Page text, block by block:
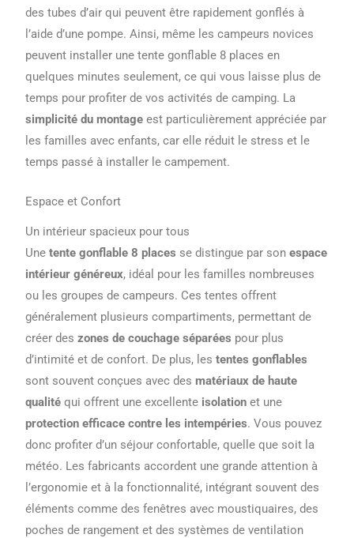
des tubes d’air qui peuvent être rapidement gonflés à
l’aide d’une pompe. Ainsi, même les campeurs novices
peuvent installer une tente gonflable 8 places en
quelques minutes seulement, ce qui vous laisse plus de
temps pour profiter de vos activités de camping. La
simplicité du montage est particulièrement appréciée par
les familles avec enfants, car elle réduit le stress et le
temps passé à installer le campement.
Espace et Confort
Un intérieur spacieux pour tous
Unetente gonflable 8 places se distingue par sonespace
intérieur généreux, idéal pour les familles nombreuses
ou les groupes de campeurs. Ces tentes offrent
généralement plusieurs compartiments, permettant de
créer deszones de couchage séparées pour plus
d’intimité et de confort. De plus, lestentes gonflables
sont souvent conçues avec desmatériaux de haute
qualité qui offrent une excellente isolation et une
protection efficace contre les intempéries. Vous pouvez
donc profiter d’un séjour confortable, quelle que soit la
météo. Les fabricants accordent une grande attention à
l’ergonomie et à la fonctionnalité, intégrant souvent des
éléments comme des fenêtres avec moustiquaires, des
poches de rangement et des systèmes de ventilation